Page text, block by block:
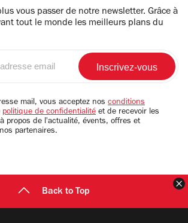
vous passer de notre newsletter. Grâce à
tout le monde les meilleurs plans du
mail, vous acceptez nos conditions
politique de confidentialité et de recevoir les
propos de l'actualité, évents, offres et
partenaires.
Back to Top